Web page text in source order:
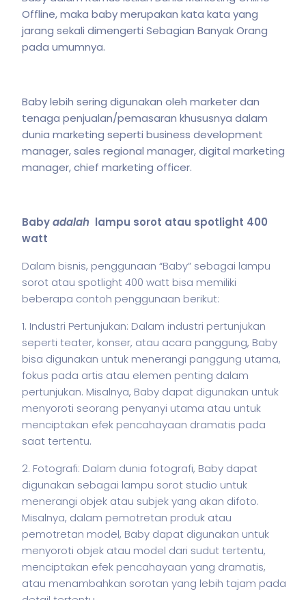
Offline, maka baby merupakan kata kata yang
jarang sekali dimengerti Sebagian Banyak Orang
pada umumnya.
Baby lebih sering digunakan oleh marketer dan
tenaga penjualan/pemasaran khususnya dalam
dunia marketing seperti business development
manager, sales regional manager, digital marketing
manager, chief marketing officer.
Babyadalah lampu sorot atau spotlight 400
watt
Dalam bisnis, penggunaan “Baby” sebagai lampu
sorot atau spotlight 400 watt bisa memiliki
beberapa contoh penggunaan berikut:
1. Industri Pertunjukan: Dalam industri pertunjukan
seperti teater, konser, atau acara panggung, Baby
bisa digunakan untuk menerangi panggung utama,
fokus pada artis atau elemen penting dalam
pertunjukan. Misalnya, Baby dapat digunakan untuk
menyoroti seorang penyanyi utama atau untuk
menciptakan efek pencahayaan dramatis pada
saat tertentu.
2. Fotografi: Dalam dunia fotografi, Baby dapat
digunakan sebagai lampu sorot studio untuk
menerangi objek atau subjek yang akan difoto.
Misalnya, dalam pemotretan produk atau
pemotretan model, Baby dapat digunakan untuk
menyoroti objek atau model dari sudut tertentu,
menciptakan efek pencahayaan yang dramatis,
atau menambahkan sorotan yang lebih tajam pada